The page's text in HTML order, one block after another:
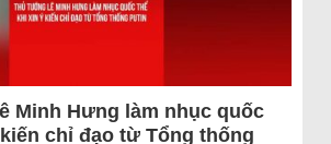
Minh Hưng làm nhục quốc
chỉ đạo từ Tổng thống